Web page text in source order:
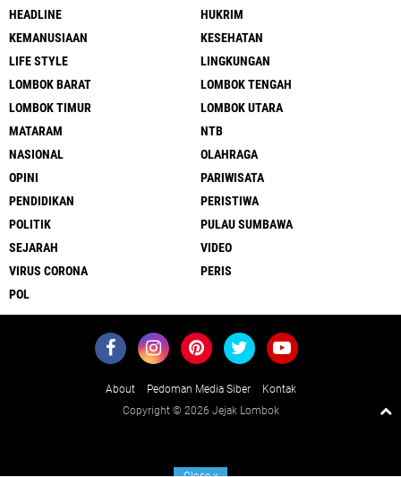
HEADLINE
HUKRIM
KEMANUSIAAN
KESEHATAN
LIFE STYLE
LINGKUNGAN
LOMBOK BARAT
LOMBOK TENGAH
LOMBOK TIMUR
LOMBOK UTARA
MATARAM
NTB
NASIONAL
OLAHRAGA
OPINI
PARIWISATA
PENDIDIKAN
PERISTIWA
POLITIK
PULAU SUMBAWA
SEJARAH
VIDEO
VIRUS CORONA
PERIS
POL
About Pedoman Media Siber
Kontak
Copyright © 2026 Jejak Lombok